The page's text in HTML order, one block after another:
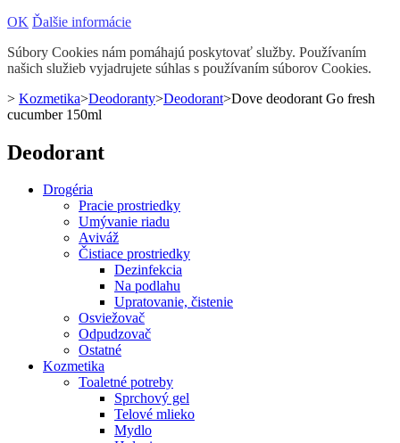
OK Ďalšie informácie
Súbory Cookies nám pomáhajú poskytovať služby. Používaním
našich služieb vyjadrujete súhlas s používaním súborov Cookies.
> Kozmetika>Deodoranty>Deodorant>Dove deodorant Go fresh
cucumber 150ml
Deodorant
Drogéria
Pracie prostriedky
Umývanie riadu
Aviváž
Čistiace prostriedky
Dezinfekcia
Na podlahu
Upratovanie, čistenie
Osviežovač
Odpudzovač
Ostatné
Kozmetika
Toaletné potreby
Sprchový gel
Telové mlieko
Mydlo